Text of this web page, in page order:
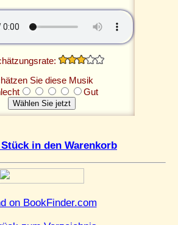
Sie diese Musik
Gut
in den Warenkorb
on BookFinder.com